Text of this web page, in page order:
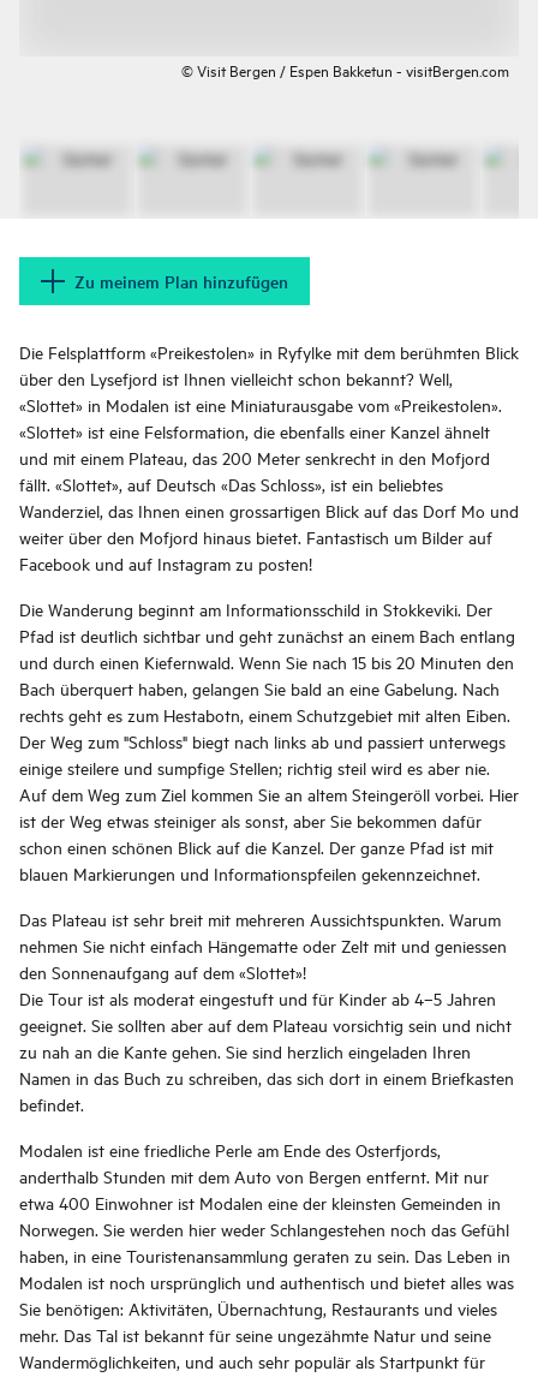
© Visit Bergen / Espen Bakketun - visitBergen.com
Zu meinem Plan hinzufügen
Die Felsplattform «Preikestolen» in Ryfylke mit dem berühmten Blick
über den Lysefjord ist Ihnen vielleicht schon bekannt? Well,
«Slottet» in Modalen ist eine Miniaturausgabe vom «Preikestolen».
«Slottet» ist eine Felsformation, die ebenfalls einer Kanzel ähnelt
und mit einem Plateau, das 200 Meter senkrecht in den Mofjord
fällt. «Slottet», auf Deutsch «Das Schloss», ist ein beliebtes
Wanderziel, das Ihnen einen grossartigen Blick auf das Dorf Mo und
weiter über den Mofjord hinaus bietet. Fantastisch um Bilder auf
Facebook und auf Instagram zu posten!
Die Wanderung beginnt am Informationsschild in Stokkeviki. Der
Pfad ist deutlich sichtbar und geht zunächst an einem Bach entlang
und durch einen Kiefernwald. Wenn Sie nach 15 bis 20 Minuten den
Bach überquert haben, gelangen Sie bald an eine Gabelung. Nach
rechts geht es zum Hestabotn, einem Schutzgebiet mit alten Eiben.
Der Weg zum "Schloss" biegt nach links ab und passiert unterwegs
einige steilere und sumpfige Stellen; richtig steil wird es aber nie.
Auf dem Weg zum Ziel kommen Sie an altem Steingeröll vorbei. Hier
ist der Weg etwas steiniger als sonst, aber Sie bekommen dafür
schon einen schönen Blick auf die Kanzel. Der ganze Pfad ist mit
blauen Markierungen und Informationspfeilen gekennzeichnet.
Das Plateau ist sehr breit mit mehreren Aussichtspunkten. Warum
nehmen Sie nicht einfach Hängematte oder Zelt mit und geniessen
den Sonnenaufgang auf dem «Slottet»!
Die Tour ist als moderat eingestuft und für Kinder ab 4–5 Jahren
geeignet. Sie sollten aber auf dem Plateau vorsichtig sein und nicht
zu nah an die Kante gehen. Sie sind herzlich eingeladen Ihren
Namen in das Buch zu schreiben, das sich dort in einem Briefkasten
befindet.
Modalen ist eine friedliche Perle am Ende des Osterfjords,
anderthalb Stunden mit dem Auto von Bergen entfernt. Mit nur
etwa 400 Einwohner ist Modalen eine der kleinsten Gemeinden in
Norwegen. Sie werden hier weder Schlangestehen noch das Gefühl
haben, in eine Touristenansammlung geraten zu sein. Das Leben in
Modalen ist noch ursprünglich und authentisch und bietet alles was
Sie benötigen: Aktivitäten, Übernachtung, Restaurants und vieles
mehr. Das Tal ist bekannt für seine ungezähmte Natur und seine
Wandermöglichkeiten, und auch sehr populär als Startpunkt für